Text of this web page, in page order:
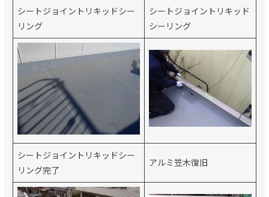
シートジョイントリキッドシー
リング
シートジョイントリキッド
シーリング
シートジョイントリキッドシー
リング完了
アルミ笠木復旧